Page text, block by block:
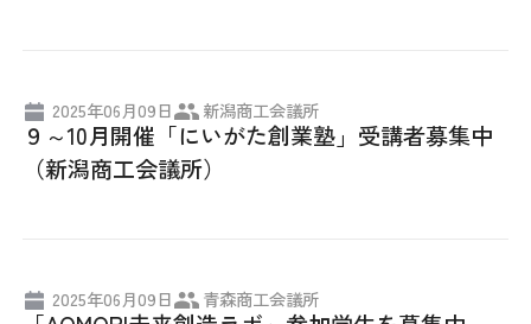
2025年06月09日 新潟商工会議所
９～10月開催「にいがた創業塾」受講者募集中
（新潟商工会議所）
2025年06月09日 青森商工会議所